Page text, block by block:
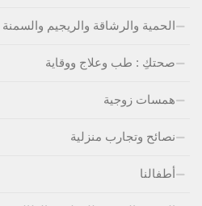
الحمية والرشاقة والريجيم والسمنة
صحتكِ : طب وعلاج ووقاية
همسات زوجية
نصائح وتجارب منزلية
أطفالنا